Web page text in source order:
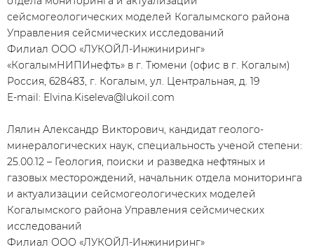
сейсмогеологических моделей Когалымского района
Управления сейсмических исследований
Филиал ООО «ЛУКОЙЛ-Инжиниринг»
«КогалымНИПИнефть» в г. Тюмени (офис в г. Когалым)
Россия, 628483, г. Когалым, ул. Центральная, д. 19
E-mail: Elvina.Kiseleva@lukoil.com
Лялин Александр Викторович, кандидат геолого-
минералогических наук, специальность ученой степени:
25.00.12 – Геология, поиски и разведка нефтяных и
газовых месторождений, начальник отдела мониторинга
и актуализации сейсмогеологических моделей
Когалымского района Управления сейсмических
исследований
Филиал ООО «ЛУКОЙЛ-Инжиниринг»